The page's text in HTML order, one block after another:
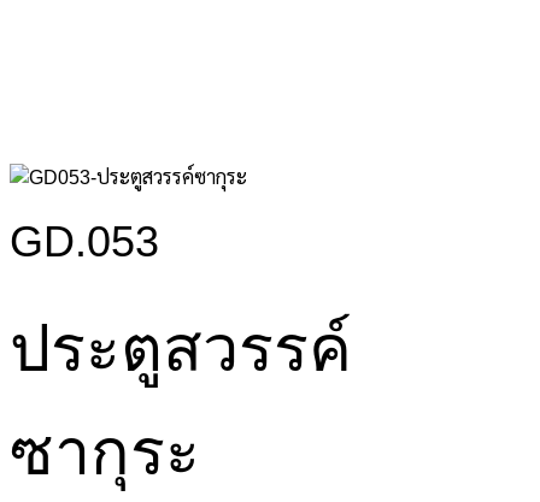
GD.053
ประตูสวรรค์
ซากุระ